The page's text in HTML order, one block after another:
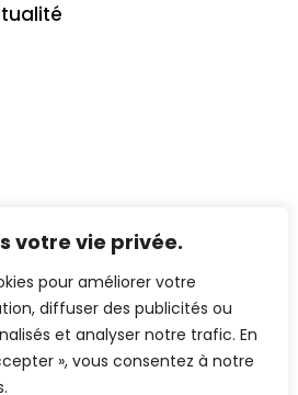
votre vie privée.
pour améliorer votre
diffuser des publicités ou
et analyser notre trafic. En
», vous consentez à notre
Tous droits réservés |
Protection des données